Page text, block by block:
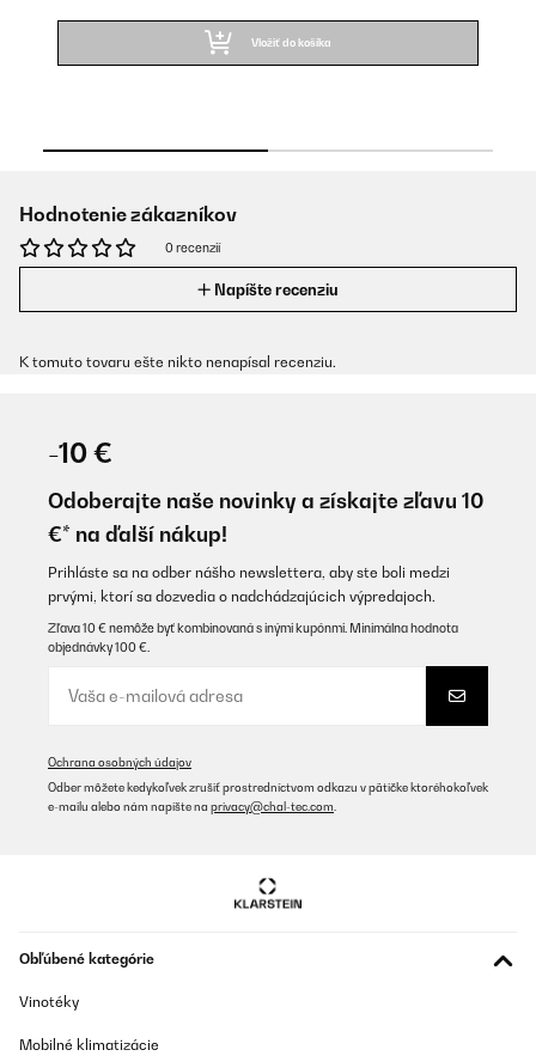
Vložiť do košíka
Hodnotenie zákazníkov
0 recenzií
Napíšte recenziu
K tomuto tovaru ešte nikto nenapísal recenziu.
-10 €
Odoberajte naše novinky a získajte zľavu 10
€* na ďalší nákup!
Prihláste sa na odber nášho newslettera, aby ste boli medzi
prvými, ktorí sa dozvedia o nadchádzajúcich výpredajoch.
Zľava 10 € nemôže byť kombinovaná s inými kupónmi. Minimálna hodnota
objednávky 100 €.
Ochrana osobných údajov
Odber môžete kedykoľvek zrušiť prostredníctvom odkazu v pätičke ktoréhokoľvek
e-mailu alebo nám napíšte na privacy@chal-tec.com
Obľúbené kategórie
Vinotéky
Mobilné klimatizácie